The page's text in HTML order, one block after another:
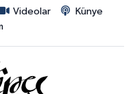
Videolar
Künye